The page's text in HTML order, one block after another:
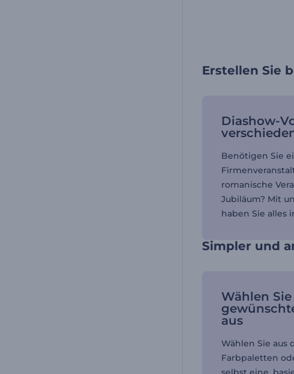
Erstellen Sie
Diashow-
Benötigen Sie
romanische
Jubiläum? Mit
haben Sie alles
Simpler und
Wählen
aus
Wählen Sie aus
Farbpaletten